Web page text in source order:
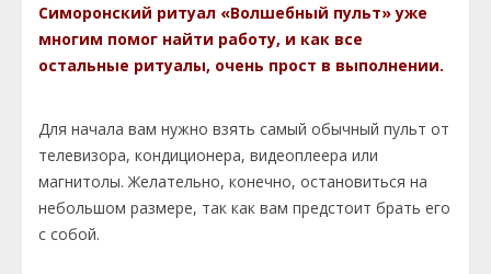
Симоронский ритуал «Волшебный пульт» уже
многим помог найти работу, и как все
остальные ритуалы, очень прост в выполнении.
Для начала вам нужно взять самый обычный пульт от
телевизора, кондиционера, видеоплеера или
магнитолы. Желательно, конечно, остановиться на
небольшом размере, так как вам предстоит брать его
с собой.